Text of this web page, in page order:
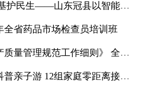
县以智能管控提质“两定机构”医保服务能力
全省药品市场检查员培训班
工作细则》 全面强化中药材质量源头管控
游 12组家庭零距离接触药品检验